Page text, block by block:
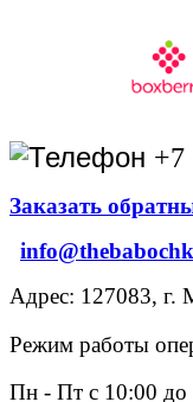
+7
Заказать
Адрес: 127083, г.
Режим работы
Пн - Пт с 10:00 до